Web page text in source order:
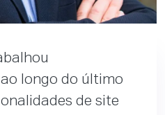
longo do último
de site